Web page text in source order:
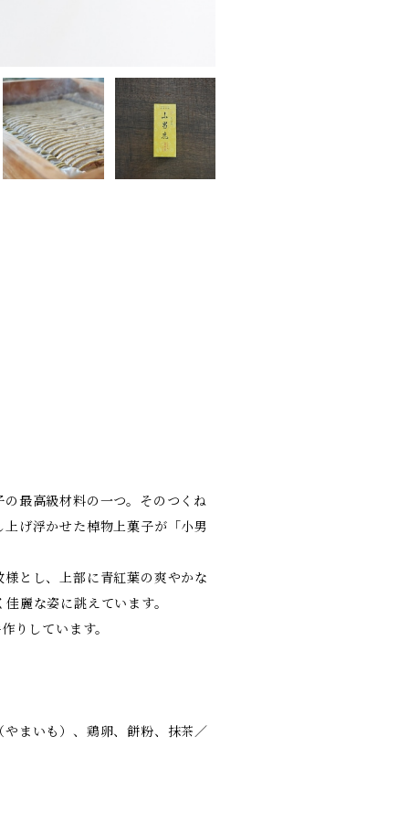
最高級材料の一つ。そのつくね
げ浮かせた棹物上菓子が「小男
とし、上部に青紅葉の爽やかな
麗な姿に誂えています。
りしています。
やまいも）、鶏卵、餅粉、抹茶／